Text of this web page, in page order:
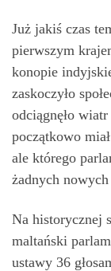
Już jakiś czas
pierwszym
konopie
zaskoczyło
odciągnęło
początkowo
ale którego
żadnych
Na historycznej
maltański
ustawy 36